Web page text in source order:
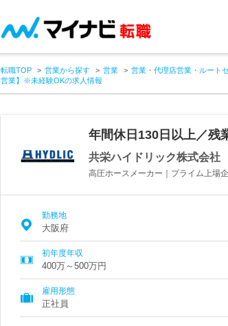
転職TOP 営業から探す 営業 営業・代理店営業・ルート
営業】※未経験OKの求人情報
年間休日130日以上／
共栄ハイドリック株式会社
高圧ホースメーカー｜プライム上場
勤務地
大阪府
初年度年収
400万～500万円
雇用形態
正社員